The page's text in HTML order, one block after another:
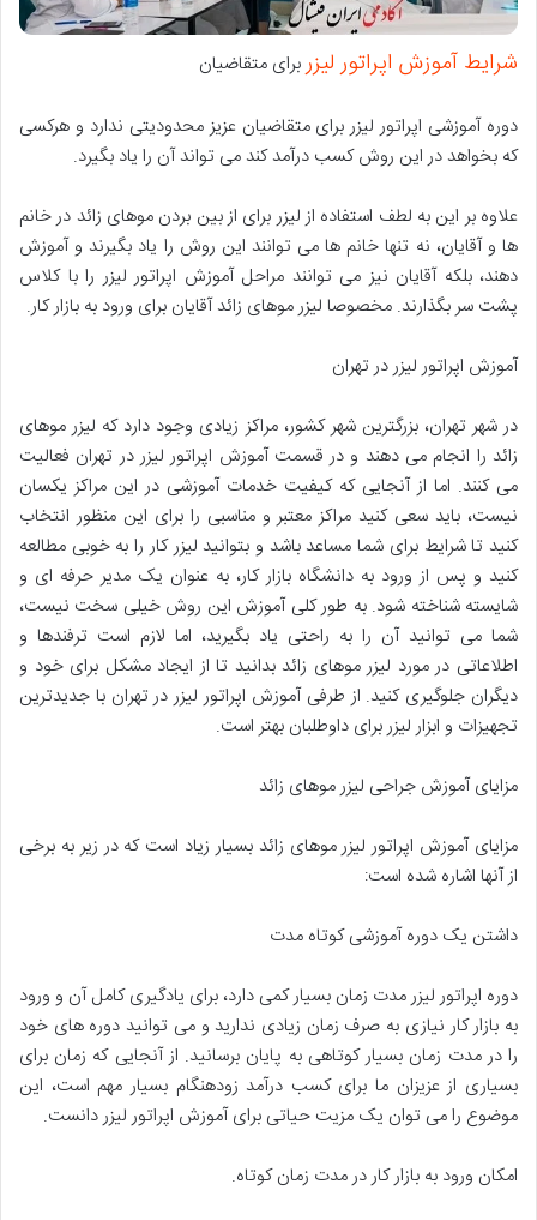
شرایط آموزش اپراتور لیزربرای متقاضیان
دوره آموزشی اپراتور لیزر برای متقاضیان عزیز محدودیتی ندارد و هرکسی
که بخواهد در این روش کسب درآمد کند می تواند آن را یاد بگیرد.
علاوه بر این به لطف استفاده از لیزر برای از بین بردن موهای زائد در خانم
ها و آقایان، نه تنها خانم ها می توانند این روش را یاد بگیرند و آموزش
دهند، بلکه آقایان نیز می توانند مراحل آموزش اپراتور لیزر را با کلاس
پشت سر بگذارند. مخصوصا لیزر موهای زائد آقایان برای ورود به بازار کار.
آموزش اپراتور لیزر در تهران
در شهر تهران، بزرگترین شهر کشور، مراکز زیادی وجود دارد که لیزر موهای
زائد را انجام می دهند و در قسمت آموزش اپراتور لیزر در تهران فعالیت
می کنند. اما از آنجایی که کیفیت خدمات آموزشی در این مراکز یکسان
نیست، باید سعی کنید مراکز معتبر و مناسبی را برای این منظور انتخاب
کنید تا شرایط برای شما مساعد باشد و بتوانید لیزر کار را به خوبی مطالعه
کنید و پس از ورود به دانشگاه بازار کار، به عنوان یک مدیر حرفه ای و
شایسته شناخته شود. به طور کلی آموزش این روش خیلی سخت نیست،
شما می توانید آن را به راحتی یاد بگیرید، اما لازم است ترفندها و
اطلاعاتی در مورد لیزر موهای زائد بدانید تا از ایجاد مشکل برای خود و
دیگران جلوگیری کنید. از طرفی آموزش اپراتور لیزر در تهران با جدیدترین
تجهیزات و ابزار لیزر برای داوطلبان بهتر است.
مزایای آموزش جراحی لیزر موهای زائد
مزایای آموزش اپراتور لیزر موهای زائد بسیار زیاد است که در زیر به برخی
از آنها اشاره شده است:
داشتن یک دوره آموزشی کوتاه مدت
دوره اپراتور لیزر مدت زمان بسیار کمی دارد، برای یادگیری کامل آن و ورود
به بازار کار نیازی به صرف زمان زیادی ندارید و می توانید دوره های خود
را در مدت زمان بسیار کوتاهی به پایان برسانید. از آنجایی که زمان برای
بسیاری از عزیزان ما برای کسب درآمد زودهنگام بسیار مهم است، این
موضوع را می توان یک مزیت حیاتی برای آموزش اپراتور لیزر دانست.
امکان ورود به بازار کار در مدت زمان کوتاه.